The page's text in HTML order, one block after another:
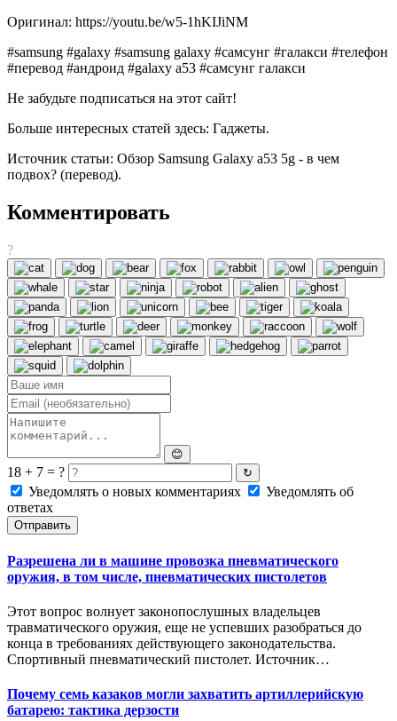
Оригинал: https://youtu.be/w5-1hKIJiNM
#samsung #galaxy #samsung galaxy #самсунг #галакси #телефон
#перевод #андроид #galaxy a53 #самсунг галакси
Не забудьте подписаться на этот сайт!
Больше интересных статей здесь: Гаджеты.
Источник статьи: Обзор Samsung Galaxy a53 5g - в чем
подвох? (перевод).
Комментировать
?
😊
18 + 7 = ? ↻
Уведомлять о новых комментариях
Уведомлять об
ответах
Отправить
Разрешена ли в машине провозка пневматического
оружия, в том числе, пневматических пистолетов
Этот вопрос волнует законопослушных владельцев
травматического оружия, еще не успевших разобраться до
конца в требованиях действующего законодательства.
Спортивный пневматический пистолет. Источник…
Почему семь казаков могли захватить артиллерийскую
батарею: тактика дерзости